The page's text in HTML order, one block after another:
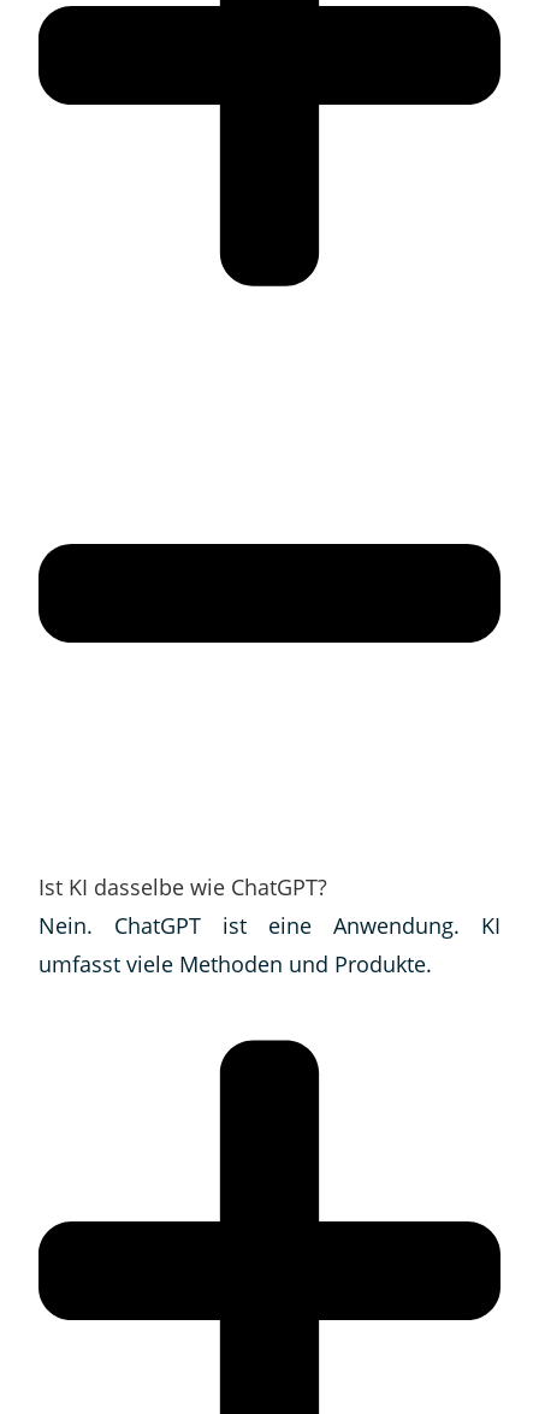
Ist KI dasselbe wie ChatGPT?
Nein. ChatGPT ist eine Anwendung. KI
umfasst viele Methoden und Produkte.